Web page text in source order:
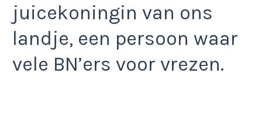
juicekoningin van ons
landje, een persoon waar
vele BN’ers voor vrezen.